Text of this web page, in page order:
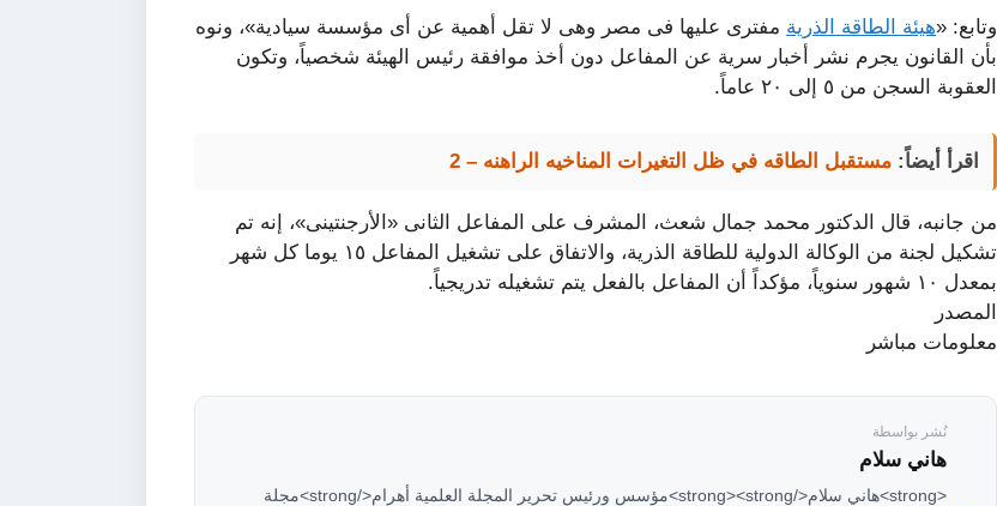
وتابع: «هيئة الطاقة الذرية مفترى عليها فى مصر وهى لا تقل أهمية عن أى مؤسسة سيادية»، ونوه
بأن القانون يجرم نشر أخبار سرية عن المفاعل دون أخذ موافقة رئيس الهيئة شخصياً، وتكون
العقوبة السجن من ٥ إلى ٢٠ عاماً.
اقرأ أيضاً: مستقبل الطاقه في ظل التغيرات المناخيه الراهنه – 2
من جانبه، قال الدكتور محمد جمال شعث، المشرف على المفاعل الثانى «الأرجنتينى»، إنه تم
تشكيل لجنة من الوكالة الدولية للطاقة الذرية، والاتفاق على تشغيل المفاعل ١٥ يوما كل شهر
بمعدل ١٠ شهور سنوياً، مؤكداً أن المفاعل بالفعل يتم تشغيله تدريجياً.
المصدر
معلومات مباشر
نُشر بواسطة
هاني سلام
<strong>هاني سلام</strong><strong>مؤسس ورئيس تحرير المجلة العلمية أهرام</strong>مجلة